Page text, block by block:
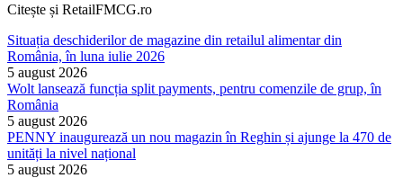
Citește și RetailFMCG.ro
Situația deschiderilor de magazine din retailul alimentar din
România, în luna iulie 2026
5 august 2026
Wolt lansează funcția split payments, pentru comenzile de grup, în
România
5 august 2026
PENNY inaugurează un nou magazin în Reghin și ajunge la 470 de
unități la nivel național
5 august 2026